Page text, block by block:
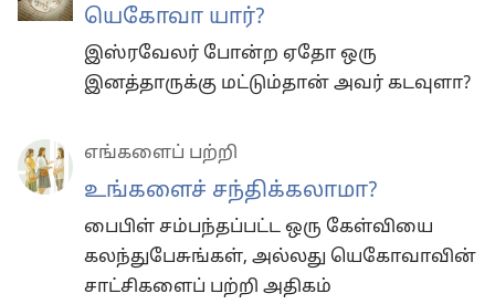
யெகோவா யார்?
இஸ்ரவேலர் போன்ற ஏதோ ஒரு
இனத்தாருக்கு மட்டும்தான் அவர் கடவுளா?
எங்களைப் பற்றி
உங்களைச் சந்திக்கலாமா?
பைபிள் சம்பந்தப்பட்ட ஒரு கேள்வியை
கலந்துபேசுங்கள், அல்லது யெகோவாவின்
சாட்சிகளைப் பற்றி அதிகம்